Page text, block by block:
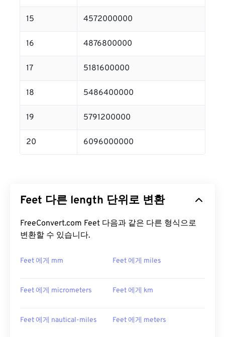
15 4572000000
16 4876800000
17 5181600000
18 5486400000
19 5791200000
20 6096000000
Feet 다른 length 단위로 변환
FreeConvert.com Feet 다음과 같은 다른 형식으로
변환할 수 있습니다.
Feet 에게 mm Feet 에게 miles
Feet 에게 micrometers Feet 에게 km
Feet 에게 nautical-miles Feet 에게 meters